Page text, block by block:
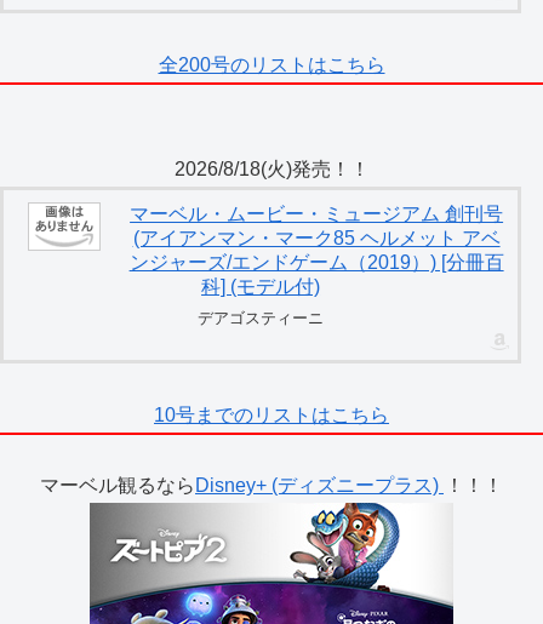
全200号のリストはこちら
2026/8/18(火)発売！！
マーベル・ムービー・ミュージアム 創刊号
(アイアンマン・マーク85 ヘルメット アベ
ンジャーズ/エンドゲーム（2019）) [分冊百
科] (モデル付)
デアゴスティーニ
10号までのリストはこちら
マーベル観るなら Disney+ (ディズニープラス) ！！！